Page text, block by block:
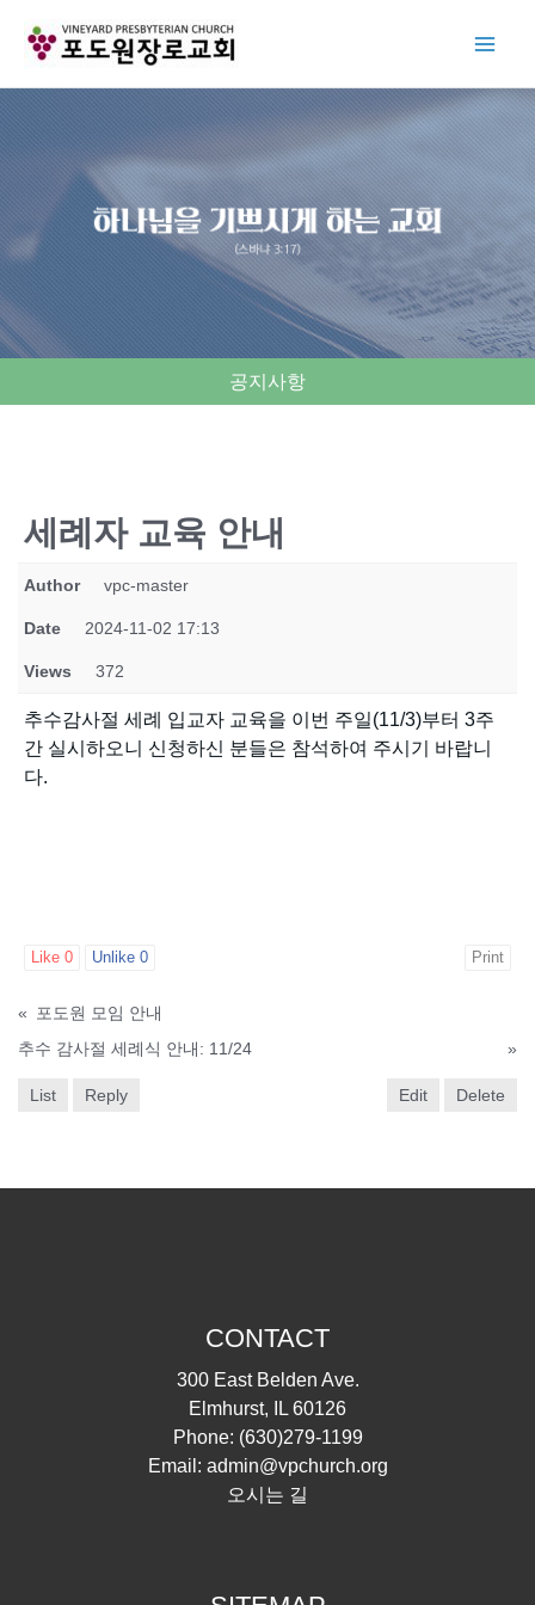
공지사항
세례자 교육 안내
Author vpc-master
Date 2024-11-02 17:13
Views 372
추수감사절 세례 입교자 교육을 이번 주일(11/3)부터 3주
간 실시하오니 신청하신 분들은 참석하여 주시기 바랍니
다.
Like 0 Unlike 0 Print
«
포도원 모임 안내
추수 감사절 세례식 안내: 11/24
»
List Reply Edit Delete
CONTACT
300 East Belden Ave.
Elmhurst, IL 60126
Phone: (630)279-1199
Email: admin@vpchurch.org
오시는 길